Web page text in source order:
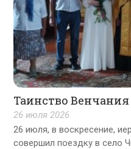
Таинство
26 июля 2026
26 июля, в воскресение,
совершил поездку в село